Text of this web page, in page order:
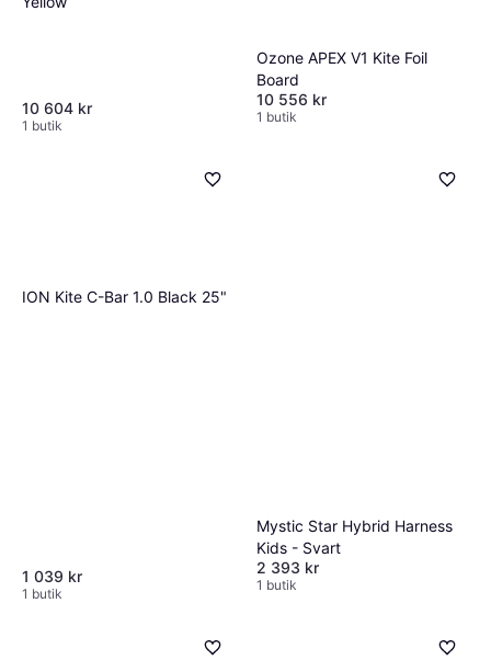
10 604 kr
1 butik
Ozone APEX V1 Kite Foil
Board
10 556 kr
1 butik
ION Kite C-Bar 1.0 Black 25"
1 039 kr
1 butik
Mystic Star Hybrid Harness
Kids - Svart
2 393 kr
1 butik